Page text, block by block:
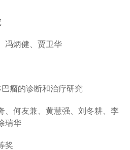
冯炳健、贾卫华
瘤的诊断和治疗研究
何友兼、黄慧强、刘冬耕、李
瑞华
奖